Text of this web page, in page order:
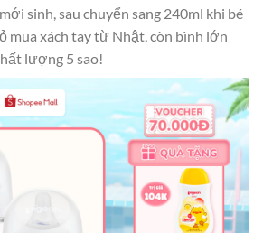
sinh, sau chuyển sang 240ml khi bé
mua xách tay từ Nhật, còn bình lớn
lượng 5 sao!